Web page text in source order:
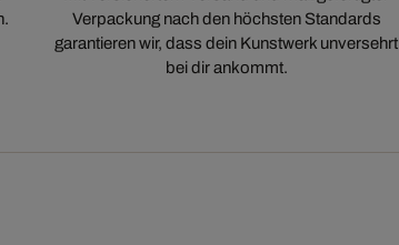
Verpackung nach den höchsten Standards
garantieren wir, dass dein Kunstwerk unversehrt
bei dir ankommt.